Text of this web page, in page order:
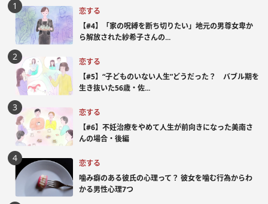
恋する
【#4】「家の呪縛を断ち切りたい」地元の男尊女卑か
ら解放された紗希子さんの...
恋する
【#5】“子どものいない人生”どうだった？ バブル期を
生き抜いた56歳・佐...
恋する
【#6】不妊治療をやめて人生が前向きになった美南さ
んの場合・後編
恋する
噛み癖のある彼氏の心理って？ 彼女を噛む行為からわ
かる男性心理7つ